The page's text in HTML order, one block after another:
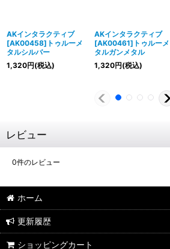
AKインタラクティブ
[AK00458]トゥルーメ
タルシルバー
1,320円(税込)
AKインタラクティブ
[AK00461]トゥルーメ
タルガンメタル
1,320円(税込)
レビュー
0件のレビュー
ホーム
更新履歴
ショッピングカート